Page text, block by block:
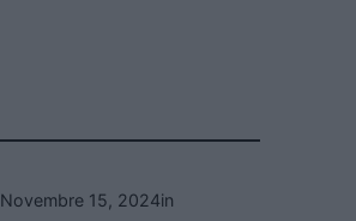
Novembre 15, 2024in